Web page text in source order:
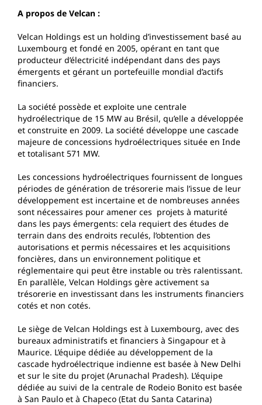
A propos de Velcan :
Velcan Holdings est un holding d’investissement basé au
Luxembourg et fondé en 2005, opérant en tant que
producteur d’électricité indépendant dans des pays
émergents et gérant un portefeuille mondial d’actifs
financiers.
La société possède et exploite une centrale
hydroélectrique de 15 MW au Brésil, qu’elle a développée
et construite en 2009. La société développe une cascade
majeure de concessions hydroélectriques située en Inde
et totalisant 571 MW.
Les concessions hydroélectriques fournissent de longues
périodes de génération de trésorerie mais l’issue de leur
développement est incertaine et de nombreuses années
sont nécessaires pour amener ces projets à maturité
dans les pays émergents: cela requiert des études de
terrain dans des endroits reculés, l’obtention des
autorisations et permis nécessaires et les acquisitions
foncières, dans un environnement politique et
réglementaire qui peut être instable ou très ralentissant.
En parallèle, Velcan Holdings gère activement sa
trésorerie en investissant dans les instruments financiers
cotés et non cotés.
Le siège de Velcan Holdings est à Luxembourg, avec des
bureaux administratifs et financiers à Singapour et à
Maurice. L’équipe dédiée au développement de la
cascade hydroélectrique indienne est basée à New Delhi
et sur le site du projet (Arunachal Pradesh). L’équipe
dédiée au suivi de la centrale de Rodeio Bonito est basée
à San Paulo et à Chapeco (Etat du Santa Catarina)